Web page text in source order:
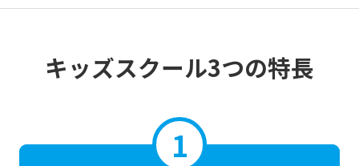
キッズスクール3つの特長